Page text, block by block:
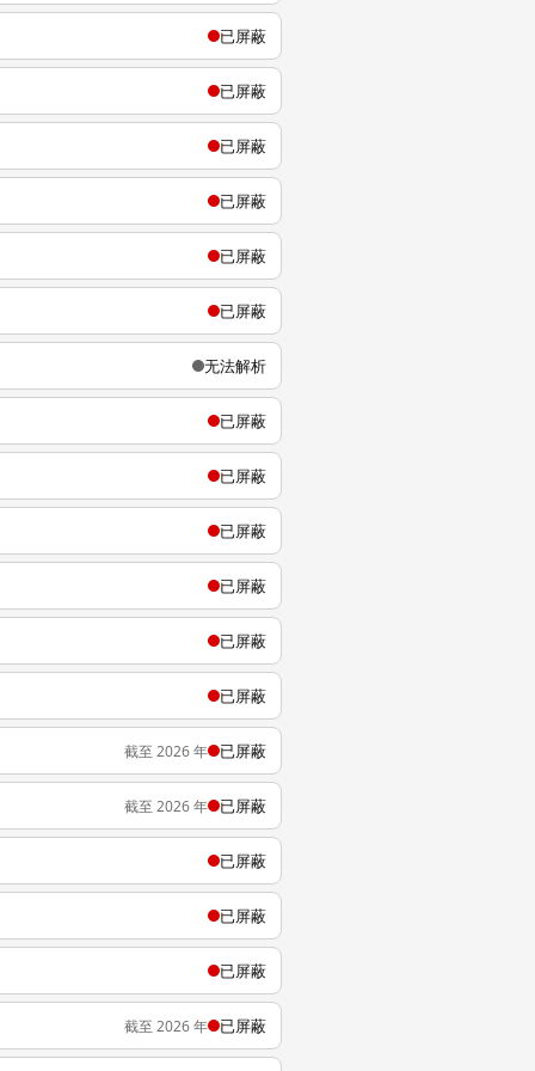
已屏蔽
已屏蔽
已屏蔽
已屏蔽
已屏蔽
已屏蔽
无法解析
已屏蔽
已屏蔽
已屏蔽
已屏蔽
已屏蔽
已屏蔽
截至 2026 年 已屏蔽
截至 2026 年 已屏蔽
已屏蔽
已屏蔽
已屏蔽
截至 2026 年 已屏蔽